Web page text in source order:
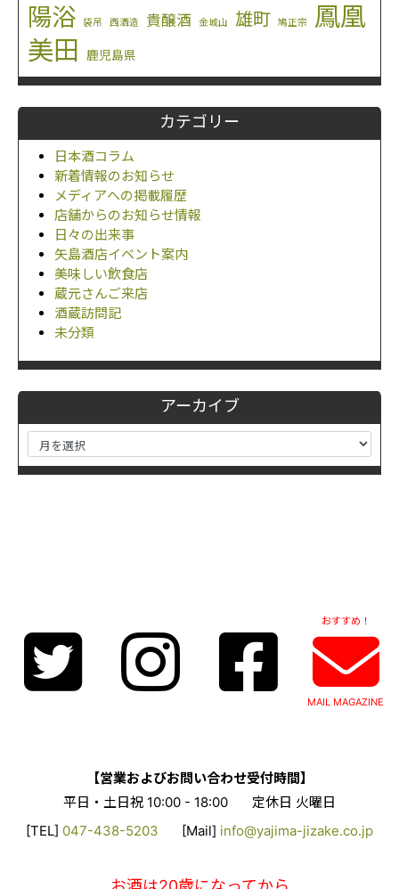
陽浴
袋吊 西酒造 貴醸酒 金城山 雄町 鳩正宗
鳳凰
美田
鹿児島県
カテゴリー
日本酒コラム
新着情報のお知らせ
メディアへの掲載履歴
店舗からのお知らせ情報
日々の出来事
矢島酒店イベント案内
美味しい飲食店
蔵元さんご来店
酒蔵訪問記
未分類
アーカイブ
おすすめ！
MAIL MAGAZINE
【営業およびお問い合わせ受付時間】
平日・土日祝 10:00 - 18:00
定休日 火曜日
[TEL] 047-438-5203 [Mail] info@yajima-jizake.co.jp